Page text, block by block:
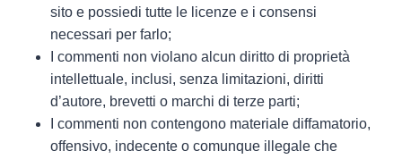
sito e possiedi tutte le licenze e i consensi
necessari per farlo;
I commenti non violano alcun diritto di proprietà
intellettuale, inclusi, senza limitazioni, diritti
d’autore, brevetti o marchi di terze parti;
I commenti non contengono materiale diffamatorio,
offensivo, indecente o comunque illegale che